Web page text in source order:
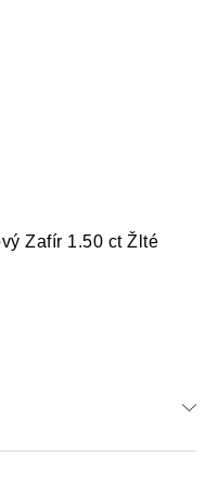
Zafír 1.50 ct Žlté